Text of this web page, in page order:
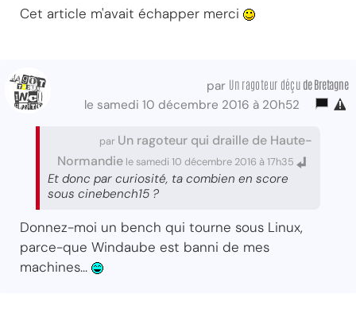
Cet article m'avait échapper merci
par Un ragoteur déçu de Bretagne
le samedi 10 décembre 2016 à 20h52
par Un ragoteur qui draille de Haute-
Normandie le samedi 10 décembre 2016 à 17h35
Et donc par curiosité, ta combien en score
sous cinebench15 ?
Donnez-moi un bench qui tourne sous Linux,
parce-que Windaube est banni de mes
machines...